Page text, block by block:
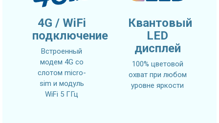
4G / WiFi
подключение
Встроенный
модем 4G со
слотом micro-
sim и модуль
WiFi 5 ГГц
Квантовый
LED
дисплей
100% цветовой
охват при любом
уровне яркости